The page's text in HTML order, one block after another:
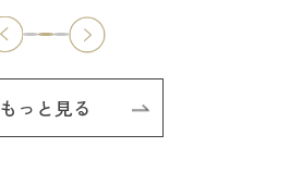
もっと見る